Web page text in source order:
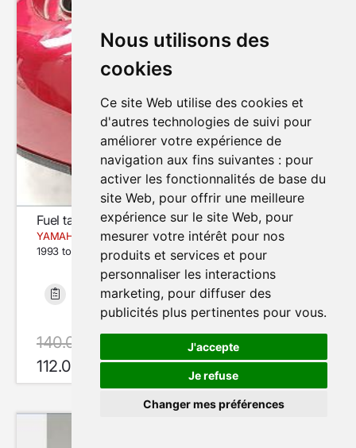
Nous utilisons des
cookies
Ce site Web utilise des cookies et
d'autres technologies de suivi pour
améliorer votre expérience de
navigation aux fins suivantes : pour
activer les fonctionnalités de base du
site Web, pour offrir une meilleure
expérience sur le site Web, pour
mesurer votre intérêt pour nos
produits et services et pour
personnaliser les interactions
marketing, pour diffuser des
publicités plus pertinentes pour vous.
J'accepte
Je refuse
Changer mes préférences
Fuel tank
YAMAHA TDR 125
1993 to 2002
Bon état 9 635 km
140.00 €
112.00 €
avec le code SUMMER20